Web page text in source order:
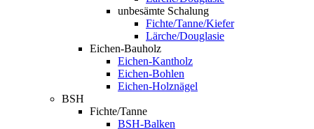
unbesämte Schalung
Fichte/Tanne/Kiefer
Lärche/Douglasie
Eichen-Bauholz
Eichen-Kantholz
Eichen-Bohlen
Eichen-Holznägel
BSH
Fichte/Tanne
BSH-Balken